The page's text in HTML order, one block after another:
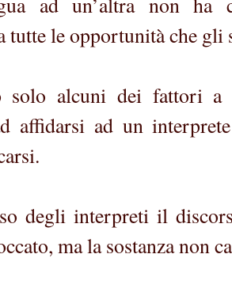
tutte le opportunità che gli
solo alcuni dei fattori
affidarsi ad un
degli interpreti il
ma la sostanza non